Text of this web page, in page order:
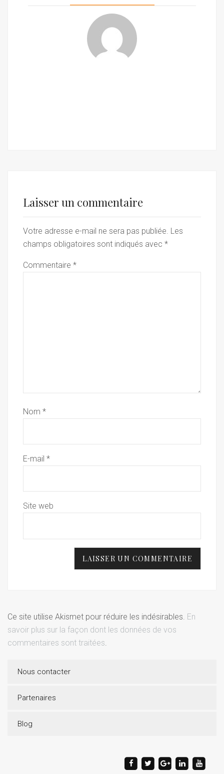
Laisser un commentaire
Votre adresse e-mail ne sera pas publiée. Les
champs obligatoires sont indiqués avec *
Commentaire *
Nom *
E-mail *
Site web
Ce site utilise Akismet pour réduire les indésirables. En
savoir plus sur la façon dont les données de vos
commentaires sont traitées.
Nous contacter
Partenaires
Blog